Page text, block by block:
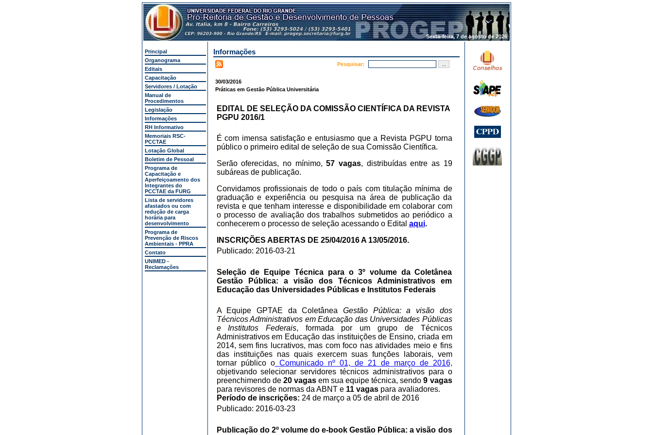
Sexta-feira, 7 de agosto de 2026.
Principal
Organograma
Editais
Capacitação
Servidores / Lotação
Manual de
Procedimentos
Legislação
Informações
RH Informativo
Memoriais RSC-
PCCTAE
Lotação Global
Boletim de Pessoal
Programa de
Capacitação e
Aperfeiçoamento dos
Integrantes do
PCCTAE da FURG
Lista de servidores
afastados ou com
redução de carga
horária para
desenvolvimento
Programa de
Prevenção de Riscos
Ambientais - PPRA
Contato
UNIMED -
Reclamações
Informações
Pesquisar:
30/03/2016
Práticas em Gestão Pública Universitária
EDITAL DE SELEÇÃO DA COMISSÃO CIENTÍFICA DA REVISTA
PGPU 2016/1
É com imensa satisfação e entusiasmo que a Revista PGPU torna
público o primeiro edital de seleção de sua Comissão Científica.
Serão oferecidas, no mínimo,57 vagas, distribuídas entre as 19
subáreas de publicação.
Convidamos profissionais de todo o país com titulação mínima de
graduação e experiência ou pesquisa na área de publicação da
revista e que tenham interesse e disponibilidade em colaborar com
o processo de avaliação dos trabalhos submetidos ao periódico a
conhecerem o processo de seleção acessando o Edital aqui.
INSCRIÇÕES ABERTAS DE 25/04/2016 A 13/05/2016.
Publicado: 2016-03-21
Seleção de Equipe Técnica para o 3º volume da Coletânea
Gestão Pública: a visão dos Técnicos Administrativos em
Educação das Universidades Públicas e Institutos Federais
A Equipe GPTAE da Coletânea Gestão Pública: a visão dos
Técnicos Administrativos em Educação das Universidades Públicas
e Institutos Federais, formada por um grupo de Técnicos
Administrativos em Educação das instituições de Ensino, criada em
2014, sem fins lucrativos, mas com foco nas atividades meio e fins
das instituições nas quais exercem suas funções laborais, vem
tornar público oComunicado nº 01, de 21 de março de 2016,
objetivando selecionar servidores técnicos administrativos para o
preenchimendo de 20 vagasem sua equipe técnica, sendo9 vagas
para revisores de normas da ABNT e 11 vagaspara avaliadores.
Período de inscrições: 24 de março a 05 de abril de 2016
Publicado: 2016-03-23
Publicação do 2º volume do e-book Gestão Pública: a visão dos